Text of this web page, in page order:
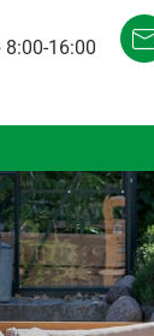
8:00-16:00